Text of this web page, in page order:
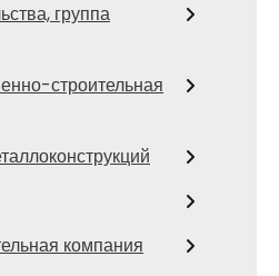
группа
строительная
компания